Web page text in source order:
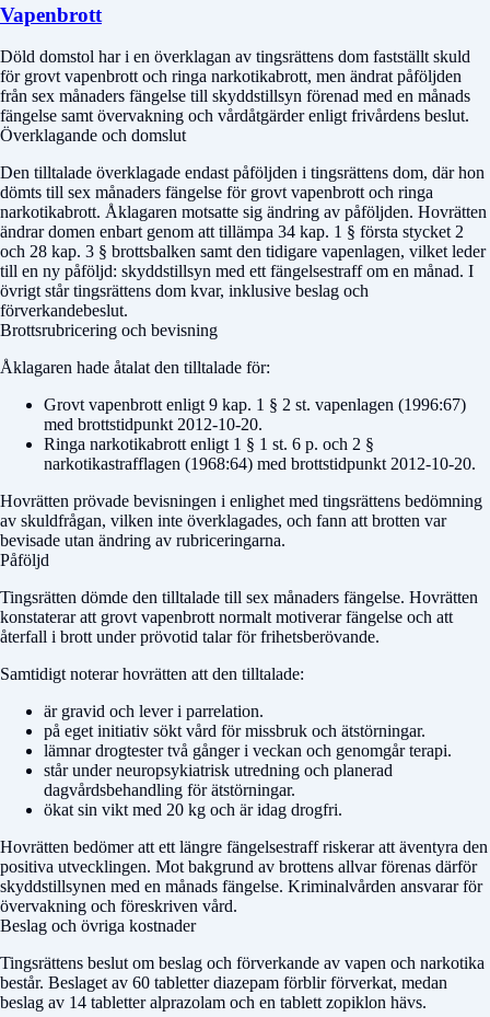
Vapenbrott
Döld domstol har i en överklagan av tingsrättens dom fastställt skuld
för grovt vapenbrott och ringa narkotikabrott, men ändrat påföljden
från sex månaders fängelse till skyddstillsyn förenad med en månads
fängelse samt övervakning och vårdåtgärder enligt frivårdens beslut.
Överklagande och domslut
Den tilltalade överklagade endast påföljden i tingsrättens dom, där hon
dömts till sex månaders fängelse för grovt vapenbrott och ringa
narkotikabrott. Åklagaren motsatte sig ändring av påföljden. Hovrätten
ändrar domen enbart genom att tillämpa 34 kap. 1 § första stycket 2
och 28 kap. 3 § brottsbalken samt den tidigare vapenlagen, vilket leder
till en ny påföljd: skyddstillsyn med ett fängelsestraff om en månad. I
övrigt står tingsrättens dom kvar, inklusive beslag och
förverkandebeslut.
Brottsrubricering och bevisning
Åklagaren hade åtalat den tilltalade för:
Grovt vapenbrott enligt 9 kap. 1 § 2 st. vapenlagen (1996:67)
med brottstidpunkt 2012-10-20.
Ringa narkotikabrott enligt 1 § 1 st. 6 p. och 2 §
narkotikastrafflagen (1968:64) med brottstidpunkt 2012-10-20.
Hovrätten prövade bevisningen i enlighet med tingsrättens bedömning
av skuldfrågan, vilken inte överklagades, och fann att brotten var
bevisade utan ändring av rubriceringarna.
Påföljd
Tingsrätten dömde den tilltalade till sex månaders fängelse. Hovrätten
konstaterar att grovt vapenbrott normalt motiverar fängelse och att
återfall i brott under prövotid talar för frihetsberövande.
Samtidigt noterar hovrätten att den tilltalade:
är gravid och lever i parrelation.
på eget initiativ sökt vård för missbruk och ätstörningar.
lämnar drogtester två gånger i veckan och genomgår terapi.
står under neuropsykiatrisk utredning och planerad
dagvårdsbehandling för ätstörningar.
ökat sin vikt med 20 kg och är idag drogfri.
Hovrätten bedömer att ett längre fängelsestraff riskerar att äventyra den
positiva utvecklingen. Mot bakgrund av brottens allvar förenas därför
skyddstillsynen med en månads fängelse. Kriminalvården ansvarar för
övervakning och föreskriven vård.
Beslag och övriga kostnader
Tingsrättens beslut om beslag och förverkande av vapen och narkotika
består. Beslaget av 60 tabletter diazepam förblir förverkat, medan
beslag av 14 tabletter alprazolam och en tablett zopiklon hävs.